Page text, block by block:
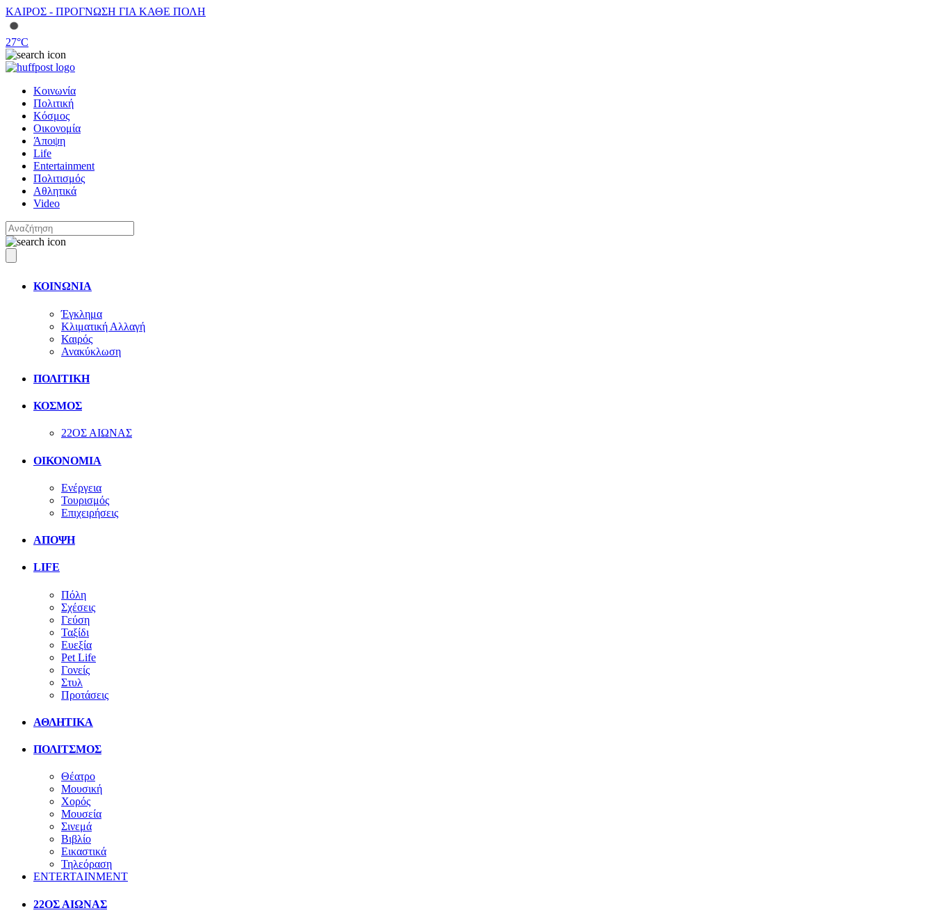
ΚΑΙΡΟΣ - ΠΡΟΓΝΩΣΗ ΓΙΑ ΚΑΘΕ ΠΟΛΗ
27°C
Κοινωνία
Πολιτική
Κόσμος
Οικονομία
Άποψη
Life
Entertainment
Πολιτισμός
Αθλητικά
Video
ΚΟΙΝΩΝΙΑ
Έγκλημα
Κλιματική Αλλαγή
Καιρός
Ανακύκλωση
ΠΟΛΙΤΙΚΗ
ΚΟΣΜΟΣ
22ΟΣ ΑΙΩΝΑΣ
ΟΙΚΟΝΟΜΙΑ
Ενέργεια
Τουρισμός
Επιχειρήσεις
ΑΠΟΨΗ
LIFE
Πόλη
Σχέσεις
Γεύση
Ταξίδι
Ευεξία
Pet Life
Γονείς
Στυλ
Προτάσεις
ΑΘΛΗΤΙΚΑ
ΠΟΛΙΤΣΜΟΣ
Θέατρο
Μουσική
Χορός
Μουσεία
Σινεμά
Βιβλίο
Εικαστικά
Τηλεόραση
ENTERTAINMENT
22ΟΣ ΑΙΩΝΑΣ